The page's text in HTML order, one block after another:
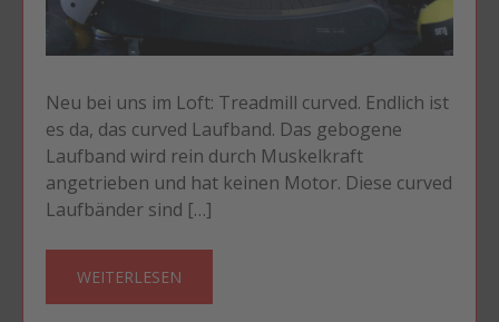
Neu bei uns im Loft: Treadmill curved. Endlich ist
es da, das curved Laufband. Das gebogene
Laufband wird rein durch Muskelkraft
angetrieben und hat keinen Motor. Diese curved
Laufbänder sind […]
WEITERLESEN